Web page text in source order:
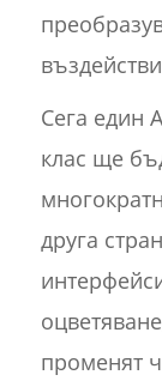
Сега един
клас ще
друга
променят